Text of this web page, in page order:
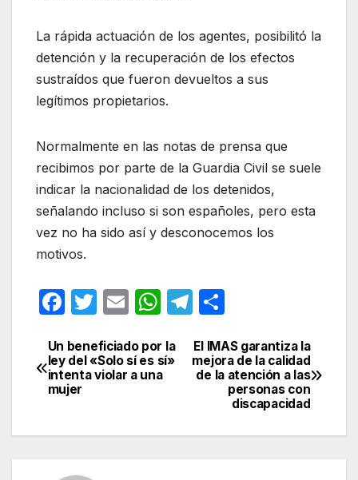
La rápida actuación de los agentes, posibilitó la
detención y la recuperación de los efectos
sustraídos que fueron devueltos a sus
legítimos propietarios.
Normalmente en las notas de prensa que
recibimos por parte de la Guardia Civil se suele
indicar la nacionalidad de los detenidos,
señalando incluso si son españoles, pero esta
vez no ha sido así y desconocemos los
motivos.
F
c
e
b
o
T
itt
er
E
ail
W
at
s
p
T
e
gr
m
m
p
ar
tir
Navegación
de
El IMAS garantiza la
mejora de la calidad
de la atención a las
personas con
discapacidad
Un beneficiado por la
ley del «Solo sí es sí»
intenta violar a una
mujer